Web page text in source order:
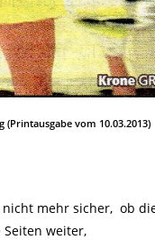
(Printausgabe vom 10.03.2013)
mehr sicher, ob
weiter,